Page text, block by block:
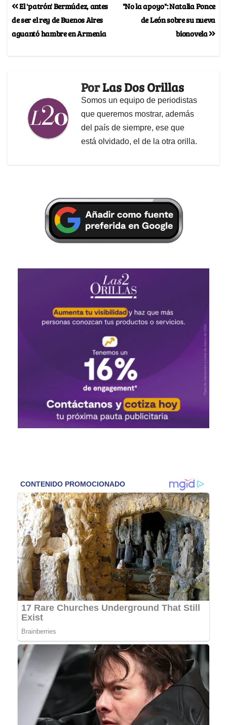
"No la apoyo": Natalia Ponce
de León sobre su nueva
bionovela
El 'patrón' Bermúdez, antes
de ser el rey de Buenos Aires
aguantó hambre en Armenia
PorLas Dos Orillas
Somos un equipo de periodistas
que queremos mostrar, además
del país de siempre, ese que
está olvidado, el de la otra orilla.